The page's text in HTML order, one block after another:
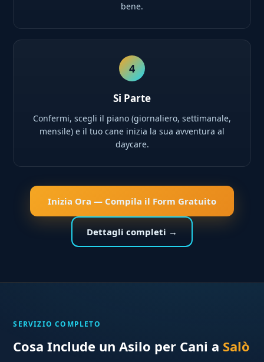
bene.
4
Si Parte
Confermi, scegli il piano (giornaliero, settimanale,
mensile) e il tuo cane inizia la sua avventura al
daycare.
Inizia Ora — Compila il Form Gratuito
Dettagli completi →
SERVIZIO COMPLETO
Cosa Include un Asilo per Cani a Salò